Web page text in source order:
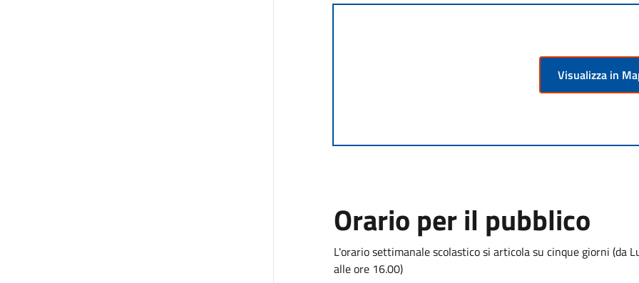
Visualizza in
Orario per il pubblico
L'orario settimanale scolastico si articola su cinque giorni (da
alle ore 16.00)